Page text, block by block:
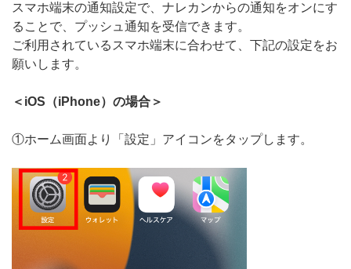
よくある質問
ログイン
スマホ端末の通知設定で、ナレカンからの通知をオンにす
ることで、プッシュ通知を受信できます。
ご利用されているスマホ端末に合わせて、下記の設定をお
願いします。
＜iOS（iPhone）の場合＞
①ホーム画面より「設定」アイコンをタップします。